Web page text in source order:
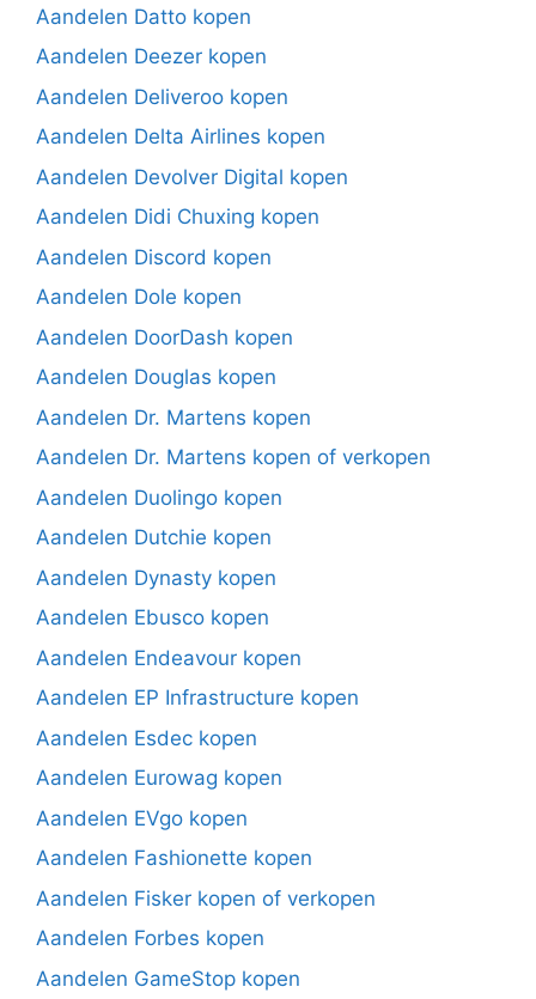
Aandelen Datto kopen
Aandelen Deezer kopen
Aandelen Deliveroo kopen
Aandelen Delta Airlines kopen
Aandelen Devolver Digital kopen
Aandelen Didi Chuxing kopen
Aandelen Discord kopen
Aandelen Dole kopen
Aandelen DoorDash kopen
Aandelen Douglas kopen
Aandelen Dr. Martens kopen
Aandelen Dr. Martens kopen of verkopen
Aandelen Duolingo kopen
Aandelen Dutchie kopen
Aandelen Dynasty kopen
Aandelen Ebusco kopen
Aandelen Endeavour kopen
Aandelen EP Infrastructure kopen
Aandelen Esdec kopen
Aandelen Eurowag kopen
Aandelen EVgo kopen
Aandelen Fashionette kopen
Aandelen Fisker kopen of verkopen
Aandelen Forbes kopen
Aandelen GameStop kopen